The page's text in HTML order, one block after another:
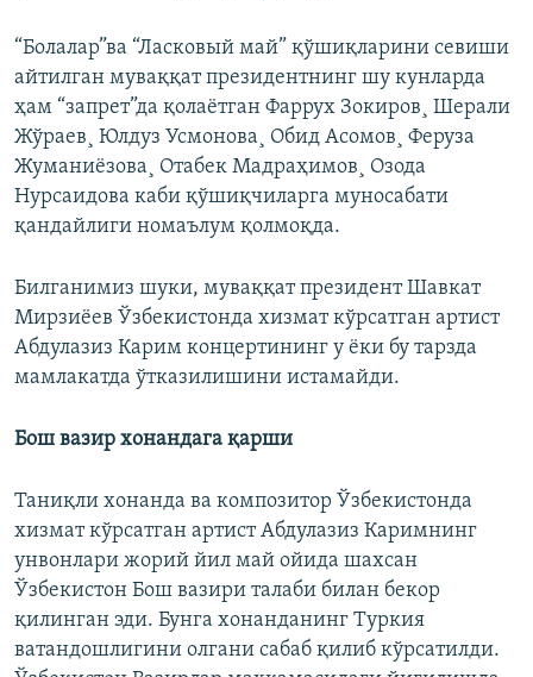
“Болалар”ва “Ласковый май” қўшиқларини севиши
айтилган муваққат президентнинг шу кунларда
ҳам “запрет”да қолаëтган Фаррух Зокиров¸ Шерали
Жўраев¸ Юлдуз Усмонова¸ Обид Асомов¸ Феруза
Жуманиёзова¸ Отабек Мадраҳимов¸ Озода
Нурсаидова каби қўшиқчиларга муносабати
қандайлиги номаълум қолмоқда.
Билганимиз шуки, муваққат президент Шавкат
Мирзиëев Ўзбекистонда хизмат кўрсатган артист
Абдулазиз Карим концертининг у ëки бу тарзда
мамлакатда ўтказилишини истамайди.
Бош вазир хонандага қарши
Таниқли хонанда ва композитор Ўзбекистонда
хизмат кўрсатган артист Абдулазиз Каримнинг
унвонлари жорий йил май ойида шахсан
Ўзбекистон Бош вазири талаби билан бекор
қилинган эди. Бунга хонанданинг Туркия
ватандошлигини олгани сабаб қилиб кўрсатилди.